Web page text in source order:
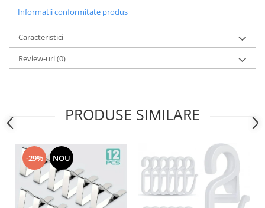
Prosoape si rogojini
HoReCa
Informatii conformitate produs
Caracteristici
Review-uri(0)
PRODUSE SIMILARE
-29% NOU